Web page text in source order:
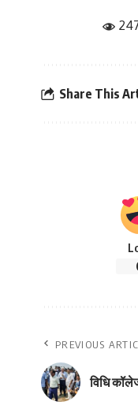
Share This
PREVIOUS
विधि